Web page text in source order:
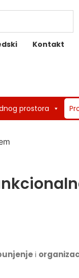
Kontakt
prostora
i